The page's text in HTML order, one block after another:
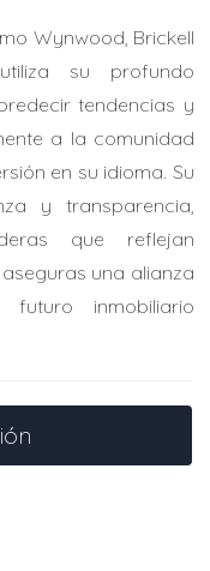
del área. Los
han aumentado
ha llevado a
venta de sus
del valor.
de terrenos y
disminuyen, los
fuera de
Wynwood, Brickell
su profundo
tendencias y
a la comunidad
en su idioma. Su
y transparencia,
que reflejan
una alianza
inmobiliario